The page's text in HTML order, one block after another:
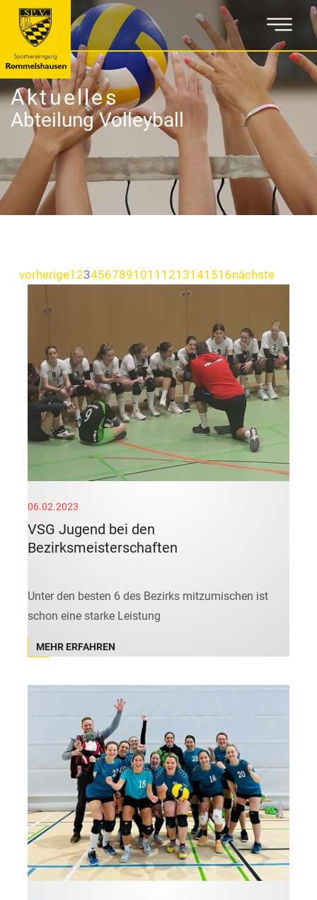
Aktuelles
Abteilung Volleyball
vorherige1 234567891011 1213141516nächste
06.02.2023
VSG Jugend bei den
Bezirksmeisterschaften
Unter den besten 6 des Bezirks mitzumischen ist
schon eine starke Leistung
MEHR ERFAHREN